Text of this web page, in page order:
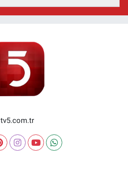
tv5.com.tr